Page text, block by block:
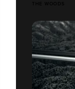
THE WOODS